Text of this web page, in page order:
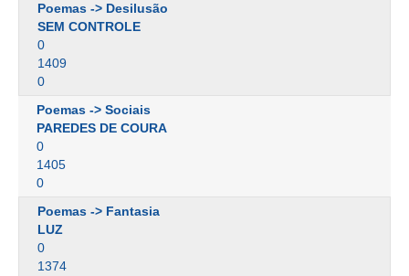
Poemas -> Desilusão
SEM CONTROLE
0
1409
0
Poemas -> Sociais
PAREDES DE COURA
0
1405
0
Poemas -> Fantasia
LUZ
0
1374